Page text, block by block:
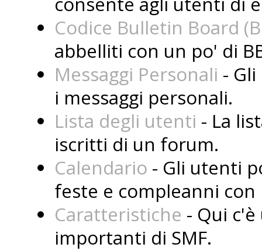
Codice Bulletin Board
abbelliti con un po' di
Messaggi Personali -
i messaggi personali.
Lista degli utenti - La
iscritti di un forum.
Calendario - Gli utenti
feste e compleanni con
Caratteristiche - Qui
importanti di SMF.